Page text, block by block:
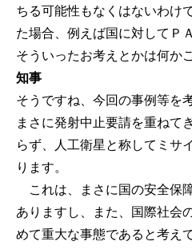
ちる可能性もなくはないわけ
た場合、例えば国に対してＰ
そういったお考えとかは何か
知事
そうですね、今回の事例等を
まさに発射中止要請を重ねて
らず、人工衛星と称してミサ
ります。
これは、まさに国の安全保
ありますし、また、国際社会
めて重大な事態であると考え